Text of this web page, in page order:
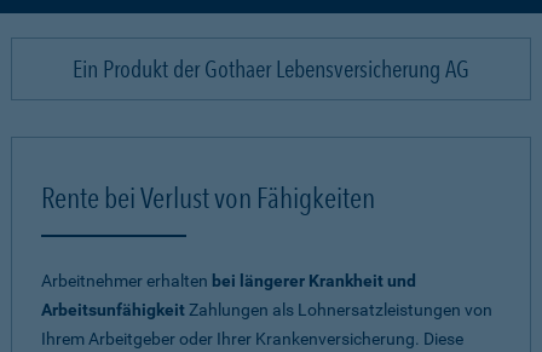
Ein Produkt der Gothaer Lebensversicherung AG
Rente bei Verlust von Fähigkeiten
Arbeitnehmer erhalten bei längerer Krankheit und
ArbeitsunfähigkeitZahlungen als Lohnersatzleistungen von
Ihrem Arbeitgeber oder Ihrer Krankenversicherung. Diese